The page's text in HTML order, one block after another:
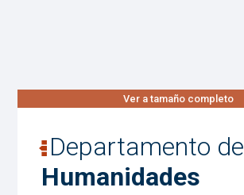
Departamento de
Humanidades
Ver a tamaño completo